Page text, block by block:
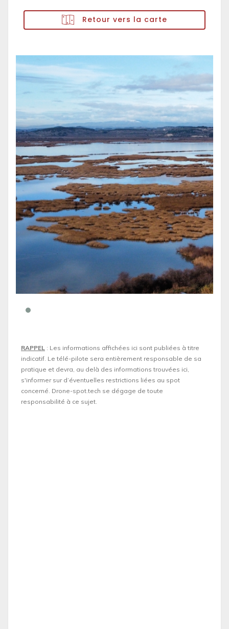
Retour vers la carte
RAPPEL : Les informations affichées ici sont publiées à titre
indicatif. Le télé-pilote sera entièrement responsable de sa
pratique et devra, au delà des informations trouvées ici,
s'informer sur d’éventuelles restrictions liées au spot
concerné. Drone-spot.tech se dégage de toute
responsabilité à ce sujet.